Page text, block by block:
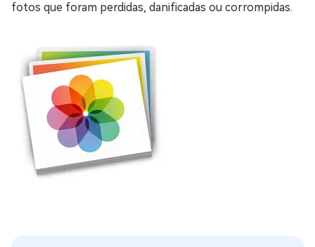
fotos que foram perdidas, danificadas ou corrompidas.